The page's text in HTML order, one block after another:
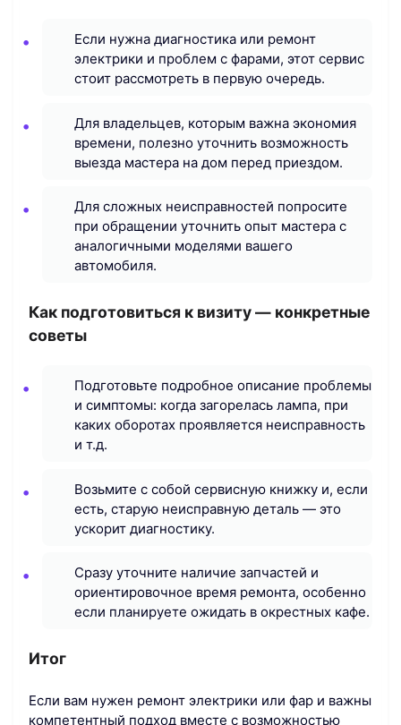
Если нужна диагностика или ремонт
электрики и проблем с фарами, этот сервис
стоит рассмотреть в первую очередь.
Для владельцев, которым важна экономия
времени, полезно уточнить возможность
выезда мастера на дом перед приездом.
Для сложных неисправностей попросите
при обращении уточнить опыт мастера с
аналогичными моделями вашего
автомобиля.
Как подготовиться к визиту — конкретные
советы
Подготовьте подробное описание проблемы
и симптомы: когда загорелась лампа, при
каких оборотах проявляется неисправность
и т.д.
Возьмите с собой сервисную книжку и, если
есть, старую неисправную деталь — это
ускорит диагностику.
Сразу уточните наличие запчастей и
ориентировочное время ремонта, особенно
если планируете ожидать в окрестных кафе.
Итог
Если вам нужен ремонт электрики или фар и важны
компетентный подход вместе с возможностью